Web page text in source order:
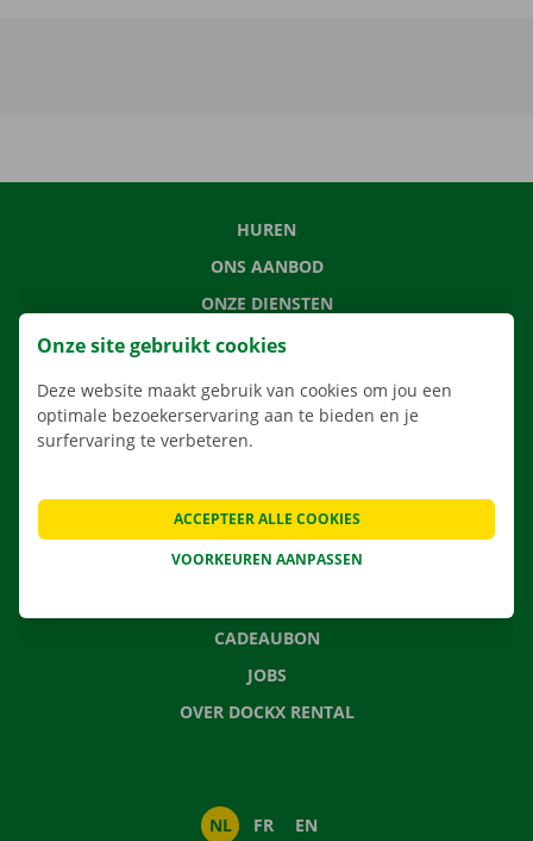
HUREN
ONS AANBOD
ONZE DIENSTEN
LOCATIES
VERHUISOPLOSSINGEN
CONTACTEER ONS
VEELGESTELDE VRAGEN
CADEAUBON
JOBS
OVER DOCKX RENTAL
NL FR EN
Onze site gebruikt cookies
Deze website maakt gebruik van cookies om jou een
optimale bezoekerservaring aan te bieden en je
surfervaring te verbeteren.
VOORKEUREN AANPASSEN
ACCEPTEER ALLE COOKIES